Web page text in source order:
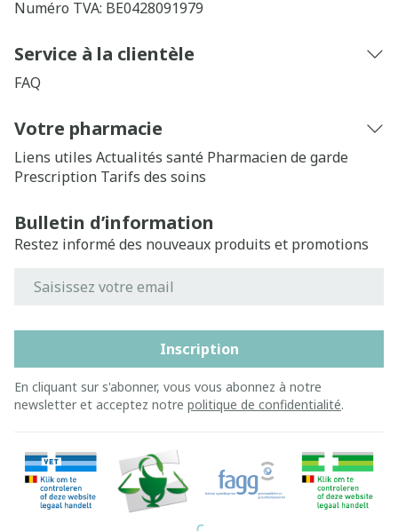
Numéro TVA: BE0428091979
Service à la clientèle
FAQ
Votre pharmacie
Liens utiles Actualités santé Pharmacien de garde
Prescription Tarifs des soins
Bulletin d’information
Restez informé des nouveaux produits et promotions
Inscription
En cliquant sur s'abonner, vous vous abonnez à notre
newsletter et acceptez notre politique de confidentialité.